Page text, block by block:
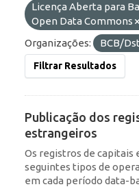
Licença Aberta para
Open Data Commons
Organizações:
BCB/
Filtrar Resultados
Publicação dos
estrangeiros
Os registros de
seguintes tipos de
em cada período data-